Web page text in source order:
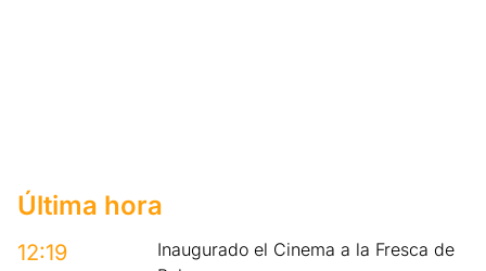
Última hora
12:19
Inaugurado el Cinema a la Fresca de